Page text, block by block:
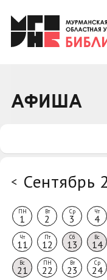
Клуб «Гиря
Клуб
Коллегам
АФИША
< Сентябрь
ПН
1
Вт
2
Ср
3
Чт
4
Чт
11
Пт
12
Сб
13
Вс
14
Вс
21
ПН
22
Вт
23
Ср
24